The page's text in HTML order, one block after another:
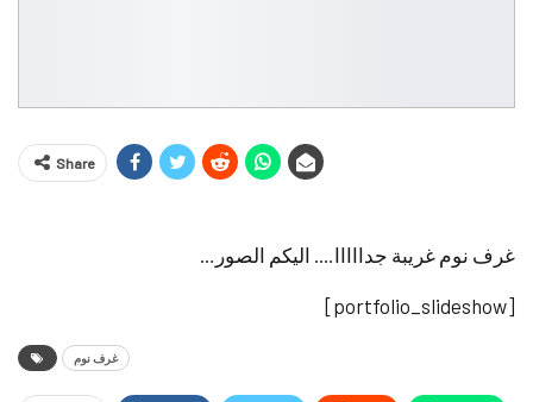
Share
غرف نوم غريبة جدااااا…. اليكم الصور…
[portfolio_slideshow]
غرف نوم